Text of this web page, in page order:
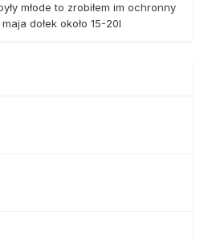
młode to zrobiłem im ochronny
dołek około 15-20l